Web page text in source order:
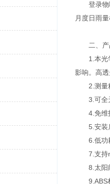
登录物联
月度日雨
二、产
1.本光学
影响。高
2.测量精
3.可全天
4.免维护
5.安装后
6.低功耗
7.支持
8.太阳能
9.ABS材